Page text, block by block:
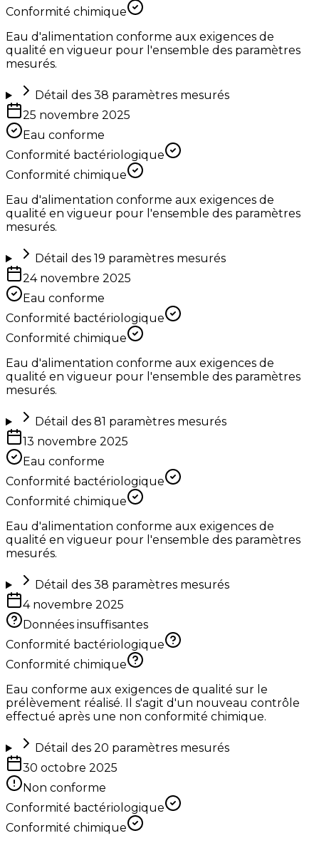
Conformité chimique
Eau d'alimentation conforme aux exigences de
qualité en vigueur pour l'ensemble des paramètres
mesurés.
Détail des 38 paramètres mesurés
25 novembre 2025
Eau conforme
Conformité bactériologique
Conformité chimique
Eau d'alimentation conforme aux exigences de
qualité en vigueur pour l'ensemble des paramètres
mesurés.
Détail des 19 paramètres mesurés
24 novembre 2025
Eau conforme
Conformité bactériologique
Conformité chimique
Eau d'alimentation conforme aux exigences de
qualité en vigueur pour l'ensemble des paramètres
mesurés.
Détail des 81 paramètres mesurés
13 novembre 2025
Eau conforme
Conformité bactériologique
Conformité chimique
Eau d'alimentation conforme aux exigences de
qualité en vigueur pour l'ensemble des paramètres
mesurés.
Détail des 38 paramètres mesurés
4 novembre 2025
Données insuffisantes
Conformité bactériologique
Conformité chimique
Eau conforme aux exigences de qualité sur le
prélèvement réalisé. Il s'agit d'un nouveau contrôle
effectué après une non conformité chimique.
Détail des 20 paramètres mesurés
30 octobre 2025
Non conforme
Conformité bactériologique
Conformité chimique